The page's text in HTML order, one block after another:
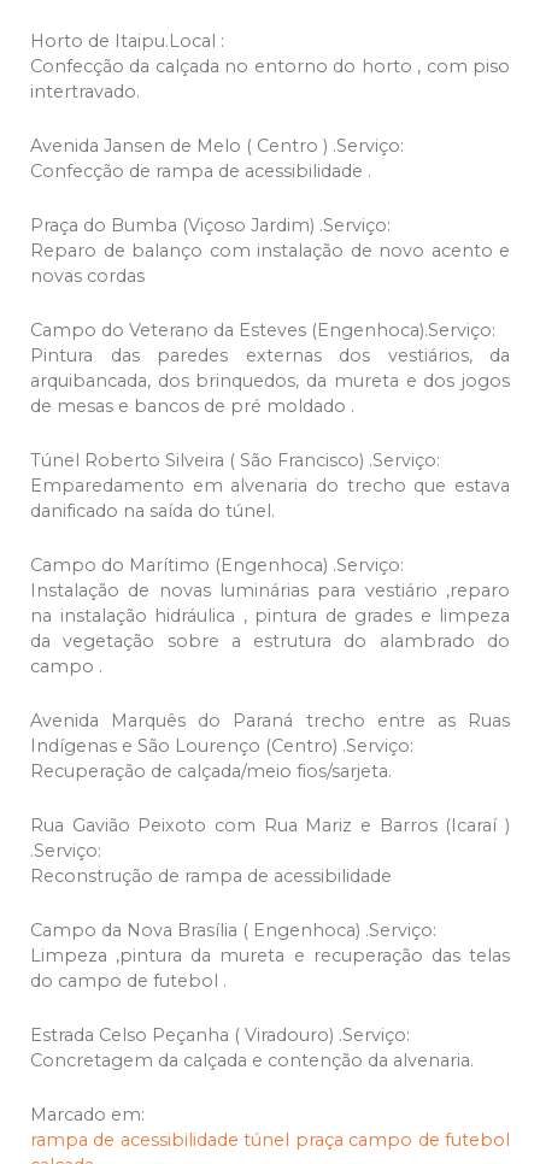
Horto de Itaipu.Local :
Confecção da calçada no entorno do horto , com piso
intertravado.
Avenida Jansen de Melo ( Centro ) .Serviço:
Confecção de rampa de acessibilidade .
Praça do Bumba (Viçoso Jardim) .Serviço:
Reparo de balanço com instalação de novo acento e
novas cordas
Campo do Veterano da Esteves (Engenhoca).Serviço:
Pintura das paredes externas dos vestiários, da
arquibancada, dos brinquedos, da mureta e dos jogos
de mesas e bancos de pré moldado .
Túnel Roberto Silveira ( São Francisco) .Serviço:
Emparedamento em alvenaria do trecho que estava
danificado na saída do túnel.
Campo do Marítimo (Engenhoca) .Serviço:
Instalação de novas luminárias para vestiário ,reparo
na instalação hidráulica , pintura de grades e limpeza
da vegetação sobre a estrutura do alambrado do
campo .
Avenida Marquês do Paraná trecho entre as Ruas
Indígenas e São Lourenço (Centro) .Serviço:
Recuperação de calçada/meio fios/sarjeta.
Rua Gavião Peixoto com Rua Mariz e Barros (Icaraí )
.Serviço:
Reconstrução de rampa de acessibilidade
Campo da Nova Brasília ( Engenhoca) .Serviço:
Limpeza ,pintura da mureta e recuperação das telas
do campo de futebol .
Estrada Celso Peçanha ( Viradouro) .Serviço:
Concretagem da calçada e contenção da alvenaria.
Marcado em:
rampa de acessibilidade túnel praça campo de futebol